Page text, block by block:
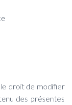
le droit de modifier
des présentes